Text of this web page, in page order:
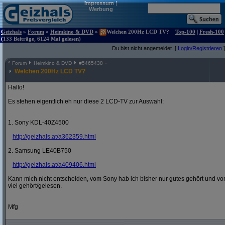
Impressum|
Werbung
Geizhals » Forum » Heimkino & DVD »
Welchen 200Hz LCD TV?
(133 Beiträge, 6124 Mal gelesen)
Top-100 | Fresh-100
Du bist nicht angemeldet. [ Login/Registrieren ]
^ Forum Heimkino & DVD #5465438
Welchen 200Hz LCD TV?
Hallo!
Es stehen eigentlich eh nur diese 2 LCD-TV zur Auswahl:
1. Sony KDL-40Z4500
http://geizhals.at/a362359.html
2. Samsung LE40B750
http://geizhals.at/a409406.html
Kann mich nicht entscheiden, vom Sony hab ich bisher nur gutes gehört und
viel gehört/gelesen.
Mfg